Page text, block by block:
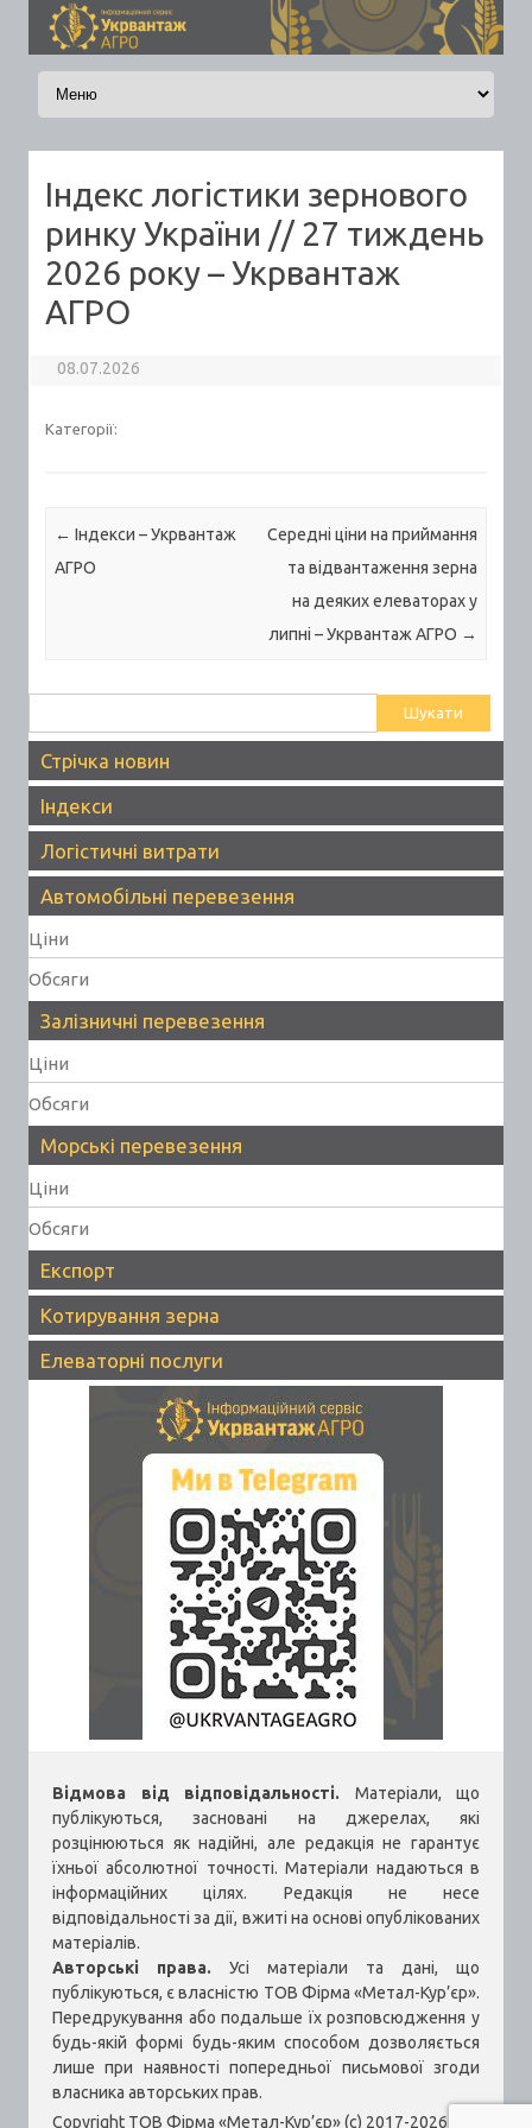
Skip to content
Індекс логістики зернового
ринку України // 27 тиждень
2026 року – Укрвантаж
АГРО
08.07.2026
Категорії:
Post navigation
← Індекси – Укрвантаж
АГРО
Середні ціни на приймання
та відвантаження зерна
на деяких елеваторах у
липні – Укрвантаж АГРО →
Стрічка новин
Індекси
Логістичні витрати
Автомобільні перевезення
Ціни
Обсяги
Залізничні перевезення
Ціни
Обсяги
Морські перевезення
Ціни
Обсяги
Експорт
Котирування зерна
Елеваторні послуги
Відмова від відповідальності. Матеріали, що
публікуються, засновані на джерелах, які
розцінюються як надійні, але редакція не гарантує
їхньої абсолютної точності. Матеріали надаються в
інформаційних цілях. Редакція не несе
відповідальності за дії, вжиті на основі опублікованих
матеріалів.
Авторські права. Усі матеріали та дані, що
публікуються, є власністю ТОВ Фірма «Метал-Кур’єр».
Передрукування або подальше їх розповсюдження у
будь-якій формі будь-яким способом дозволяється
лише при наявності попередньої письмової згоди
власника авторських прав.
Copyright ТОВ Фірма «Метал-Кур’єр» (c) 2017-2026